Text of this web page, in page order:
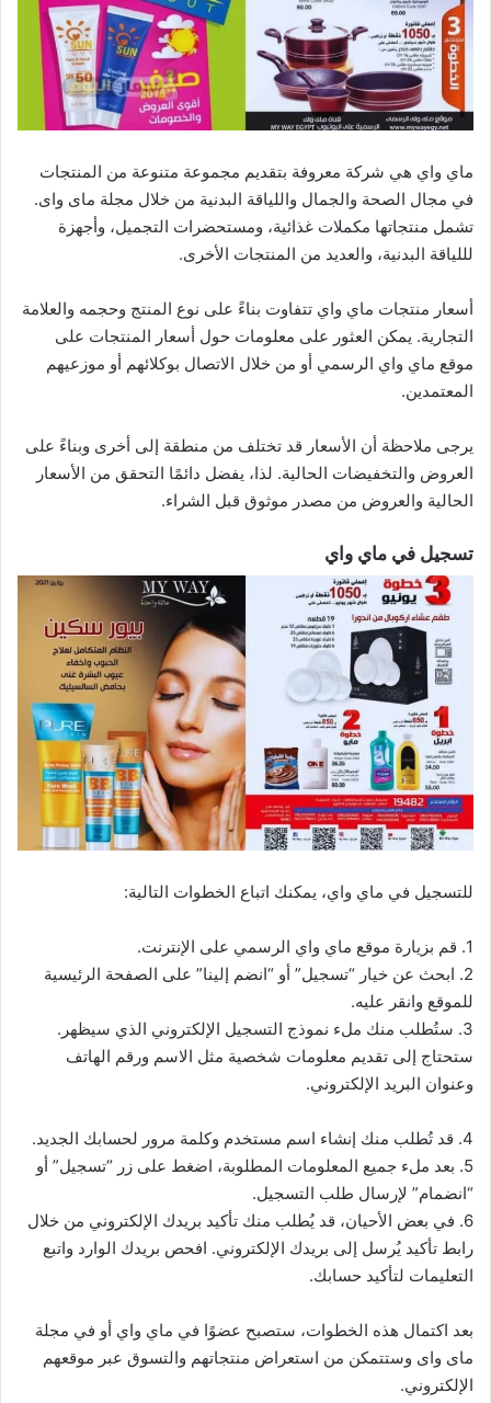
ماي واي هي شركة معروفة بتقديم مجموعة متنوعة من المنتجات
في مجال الصحة والجمال واللياقة البدنية من خلال مجلة ماى واى.
تشمل منتجاتها مكملات غذائية، ومستحضرات التجميل، وأجهزة
لللياقة البدنية، والعديد من المنتجات الأخرى.
أسعار منتجات ماي واي تتفاوت بناءً على نوع المنتج وحجمه والعلامة
التجارية. يمكن العثور على معلومات حول أسعار المنتجات على
موقع ماي واي الرسمي أو من خلال الاتصال بوكلائهم أو موزعيهم
المعتمدين.
يرجى ملاحظة أن الأسعار قد تختلف من منطقة إلى أخرى وبناءً على
العروض والتخفيضات الحالية. لذا، يفضل دائمًا التحقق من الأسعار
الحالية والعروض من مصدر موثوق قبل الشراء.
تسجيل في ماي واي
للتسجيل في ماي واي، يمكنك اتباع الخطوات التالية:
1. قم بزيارة موقع ماي واي الرسمي على الإنترنت.
2. ابحث عن خيار “تسجيل” أو “انضم إلينا” على الصفحة الرئيسية
للموقع وانقر عليه.
3. ستُطلب منك ملء نموذج التسجيل الإلكتروني الذي سيظهر.
ستحتاج إلى تقديم معلومات شخصية مثل الاسم ورقم الهاتف
وعنوان البريد الإلكتروني.
4. قد تُطلب منك إنشاء اسم مستخدم وكلمة مرور لحسابك الجديد.
5. بعد ملء جميع المعلومات المطلوبة، اضغط على زر “تسجيل” أو
“انضمام” لإرسال طلب التسجيل.
6. في بعض الأحيان، قد يُطلب منك تأكيد بريدك الإلكتروني من خلال
رابط تأكيد يُرسل إلى بريدك الإلكتروني. افحص بريدك الوارد واتبع
التعليمات لتأكيد حسابك.
بعد اكتمال هذه الخطوات، ستصبح عضوًا في ماي واي أو في مجلة
ماى واى وستتمكن من استعراض منتجاتهم والتسوق عبر موقعهم
الإلكتروني.